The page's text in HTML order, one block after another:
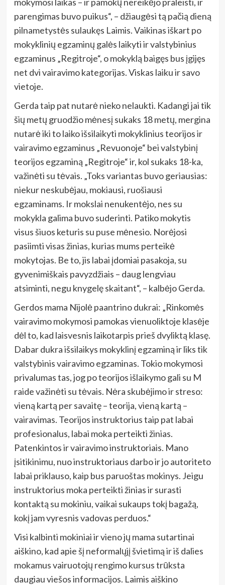
parengimas buvo puikus“, – džiaugėsi tą pačią dieną
pilnametystės sulaukęs Laimis. Vaikinas iškart po
mokyklinių egzaminų galės laikyti ir valstybinius
egzaminus „Regitroje“, o mokyklą baigęs bus įgijęs
net dvi vairavimo kategorijas. Viskas laiku ir savo
vietoje.
Gerda taip pat nutarė nieko nelaukti. Kadangi jai tik
šių metų gruodžio mėnesį sukaks 18 metų, mergina
nutarė iki to laiko išsilaikyti mokyklinius teorijos ir
vairavimo egzaminus „Revuonoje“ bei valstybinį
teorijos egzaminą „Regitroje“ ir, kol sukaks 18-ka,
važinėti su tėvais. „Toks variantas buvo geriausias:
niekur neskubėjau, mokiausi, ruošiausi
egzaminams. Ir mokslai nenukentėjo, nes su
mokykla galima buvo suderinti. Patiko mokytis
visus šiuos keturis su puse mėnesio. Norėjosi
pasiimti visas žinias, kurias mums perteikė
mokytojas. Be to, jis labai įdomiai pasakoja, su
gyvenimiškais pavyzdžiais – daug lengviau
atsiminti, negu knygelę skaitant“, – kalbėjo Gerda.
Gerdos mama Nijolė paantrino dukrai: „Rinkomės
vairavimo mokymosi pamokas vienuoliktoje klasėje
dėl to, kad laisvesnis laikotarpis prieš dvyliktą klasę.
Dabar dukra išsilaikys mokyklinį egzaminą ir liks tik
valstybinis vairavimo egzaminas. Tokio mokymosi
privalumas tas, jog po teorijos išlaikymo gali su M
raide važinėti su tėvais. Nėra skubėjimo ir streso:
vieną kartą per savaitę – teorija, vieną kartą –
vairavimas. Teorijos instruktorius taip pat labai
profesionalus, labai moka perteikti žinias.
Patenkintos ir vairavimo instruktoriais. Mano
įsitikinimu, nuo instruktoriaus darbo ir jo autoriteto
labai priklauso, kaip bus paruoštas mokinys. Jeigu
instruktorius moka perteikti žinias ir surasti
kontaktą su mokiniu, vaikai sukaups tokį bagažą,
kokį jam vyresnis vadovas perduos.“
Visi kalbinti mokiniai ir vieno jų mama sutartinai
aiškino, kad apie šį neformalųjį švietimą ir iš dalies
mokamus vairuotojų rengimo kursus trūksta
daugiau viešos informacijos. Laimis aiškino